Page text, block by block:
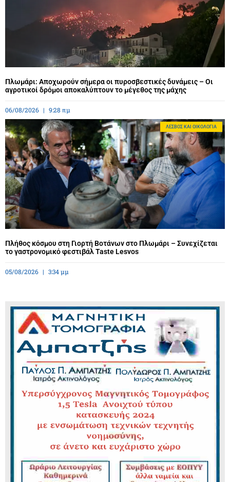
Πλωμάρι: Αποχωρούν σήμερα οι πυροσβεστικές δυνάμεις – Οι
αγροτικοί δρόμοι αποκαλύπτουν το μέγεθος της μάχης
06/08/2026 9:28 πμ
ΛΈΣΒΟΣ ΚΑΙ ΟΙΚΟΛΟΓΊΑ
Πλήθος κόσμου στη Γιορτή Βοτάνων στο Πλωμάρι – Συνεχίζεται
το γαστρονομικό φεστιβάλ Taste Lesvos
05/08/2026 3:34 μμ